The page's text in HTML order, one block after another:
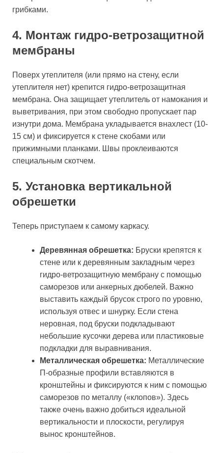
грибками.
4. Монтаж гидро-ветрозащитной
мембраны
Поверх утеплителя (или прямо на стену, если
утеплителя нет) крепится гидро-ветрозащитная
мембрана. Она защищает утеплитель от намокания и
выветривания, при этом свободно пропускает пар
изнутри дома. Мембрана укладывается внахлест (10-
15 см) и фиксируется к стене скобами или
прижимными планками. Швы проклеиваются
специальным скотчем.
5. Установка вертикальной
обрешетки
Теперь приступаем к самому каркасу.
Деревянная обрешетка: Бруски крепятся к
стене или к деревянным закладным через
гидро-ветрозащитную мембрану с помощью
саморезов или анкерных дюбелей. Важно
выставить каждый брусок строго по уровню,
используя отвес и шнурку. Если стена
неровная, под бруски подкладывают
небольшие кусочки дерева или пластиковые
подкладки для выравнивания.
Металлическая обрешетка: Металлические
П-образные профили вставляются в
кронштейны и фиксируются к ним с помощью
саморезов по металлу («клопов»). Здесь
также очень важно добиться идеальной
вертикальности и плоскости, регулируя
вынос кронштейнов.